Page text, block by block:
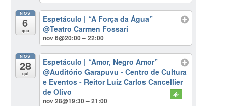
NOV
6
qua
Espetáculo | “A Força da Água”
@Teatro Carmen Fossari
nov 6@20:00 – 22:00
NOV
28
qui
Espetáculo | “Amor, Negro Amor”
@Auditório Garapuvu - Centro de Cultura
e Eventos - Reitor Luiz Carlos Cancellier
de Olivo
nov 28@19:30 – 21:00